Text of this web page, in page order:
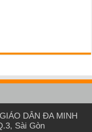
DÂN ĐA MINH
Sài Gòn